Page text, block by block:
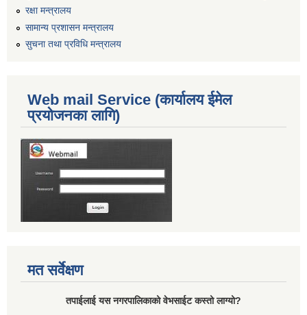
रक्षा मन्त्रालय
सामान्य प्रशासन मन्त्रालय
सुचना तथा प्रविधि मन्त्रालय
Web mail Service (कार्यालय ईमेल
प्रयोजनका लागि)
मत सर्वेक्षण
तपाईलाई यस नगरपालिकाको वेभसाईट कस्तो लाग्यो?